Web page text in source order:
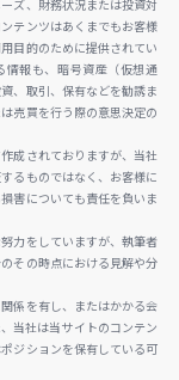
ズ、財務状況または投資対
テンツはあくまでもお客様
目的のために提供されてい
情報も、暗号資産（仮想通
、取引、保有などを勧誘ま
売買を行う際の意思決定の
成されておりますが、当社
るものではなく、お客様に
害についても責任を負いま
力をしていますが、執筆者
その時点における見解や分
係を有し、またはかかる会
当社は当サイトのコンテン
ジションを保有している可